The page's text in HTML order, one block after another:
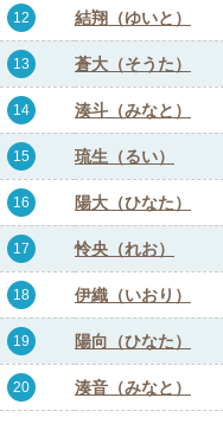
12 結翔（ゆいと）
13 蒼大（そうた）
14 湊斗（みなと）
15 琉生（るい）
16 陽大（ひなた）
17 怜央（れお）
18 伊織（いおり）
19 陽向（ひなた）
20 湊音（みなと）